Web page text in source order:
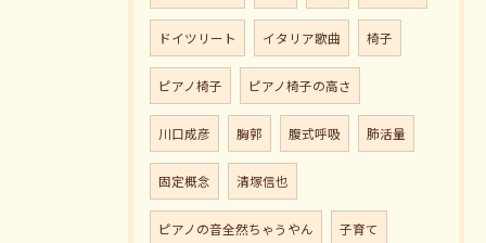
ドイツリート イタリア歌曲 椅子
ピアノ椅子 ピアノ椅子の高さ
川口成彦 胸郭 腹式呼吸 肺活量
固定概念 清塚信也
ピアノの音全然ちゃうやん 子育て